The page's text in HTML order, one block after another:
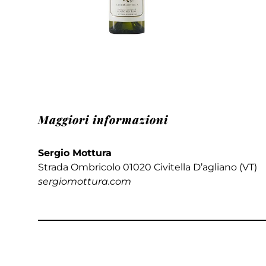
Maggiori informazioni
Sergio Mottura
Strada Ombricolo 01020 Civitella D’agliano (VT)
sergiomottura.com